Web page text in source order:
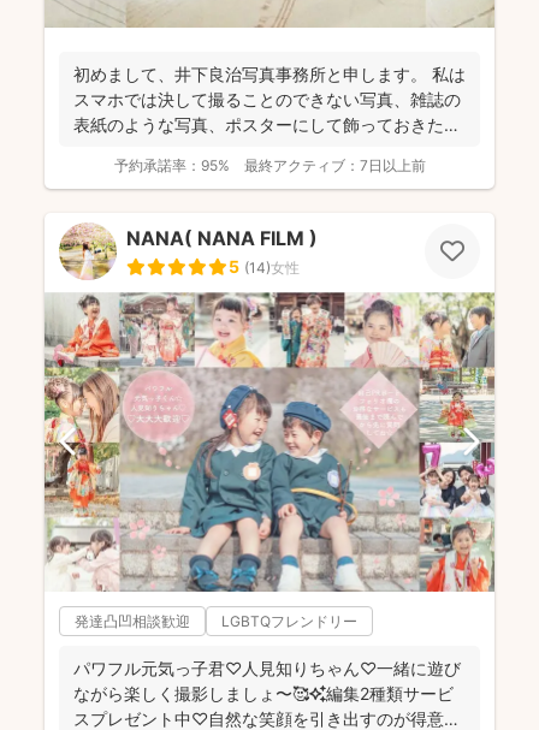
初めまして、井下良治写真事務所と申します。 私は
スマホでは決して撮ることのできない写真、雑誌の
表紙のような写真、ポスターにして飾っておきたい
予約承諾率： 95% 最終アクティブ： 7日以上前
NANA( NANA FILM )
5 (14)女性
発達凸凹相談歓迎 LGBTQフレンドリー
パワフル元気っ子君♡人見知りちゃん♡一緒に遊び
ながら楽しく撮影しましょ〜🥰✨編集2種類サービ
スプレゼント中♡自然な笑顔を引き出すのが得意な